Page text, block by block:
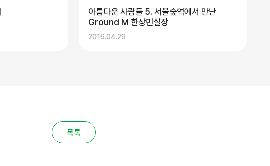
아름다운 사람들 5. 서울숲역에서 만난
Ground M 한상민실장
2016.04.29
목록